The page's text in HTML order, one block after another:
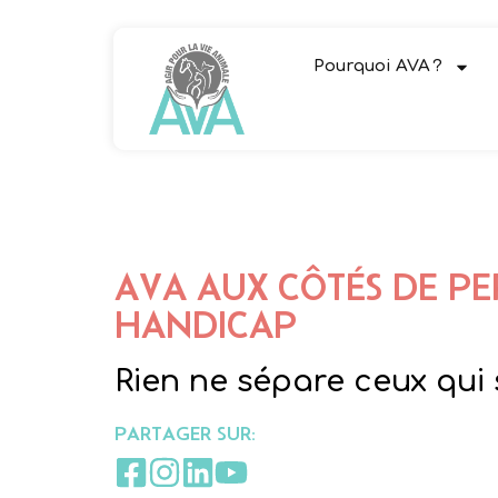
Pourquoi AVA ?
AVA AUX CÔTÉS DE
HANDICAP
Rien ne sépare ceux qui
PARTAGER SUR: